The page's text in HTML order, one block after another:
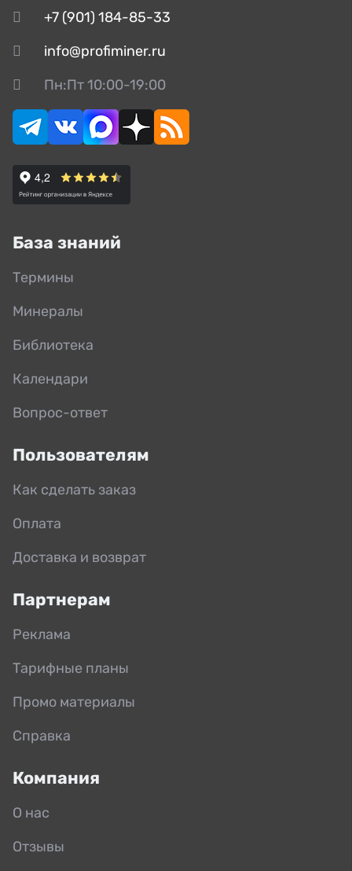
+7 (901) 184-85-33
info@profiminer.ru
Пн:Пт 10:00-19:00
База знаний
Термины
Минералы
Библиотека
Календари
Вопрос-ответ
Пользователям
Как сделать заказ
Оплата
Доставка и возврат
Партнерам
Реклама
Тарифные планы
Промо материалы
Справка
Компания
О нас
Отзывы